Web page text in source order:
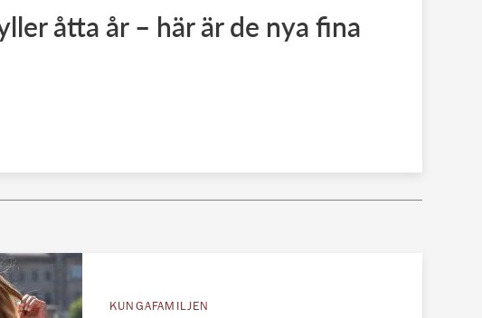
åtta år – här är de nya fina
KUNGAFAMILJEN